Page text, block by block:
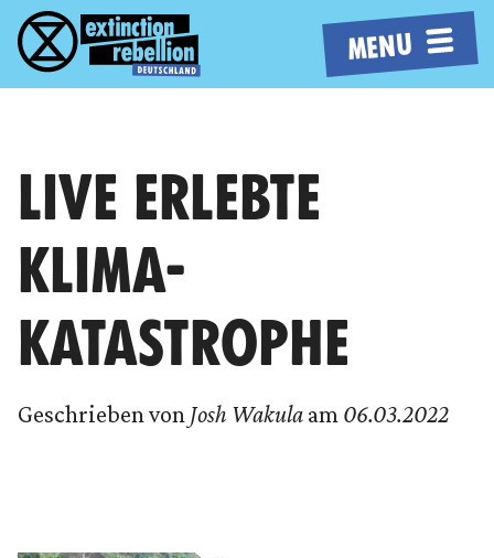
MENU
LIVE ERLEBTE
KLIMA-
KATASTROPHE
Geschrieben von Josh Wakula am 06.03.2022